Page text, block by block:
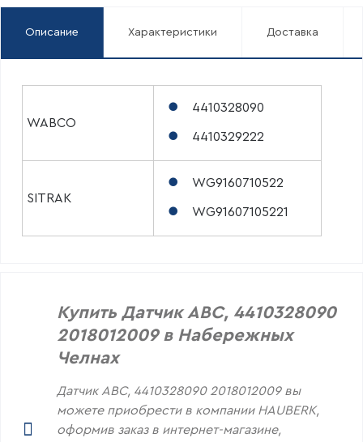
Описание Характеристики Доставка
WABCO
4410328090
4410329222
SITRAK
WG9160710522
WG91607105221
Купить Датчик АВС, 4410328090
2018012009 в Набережных
Челнах
Датчик АВС, 4410328090 2018012009 вы
можете приобрести в компании HAUBERK,
оформив заказ в интернет-магазине,